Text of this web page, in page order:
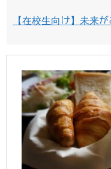
【在校生向け】未来